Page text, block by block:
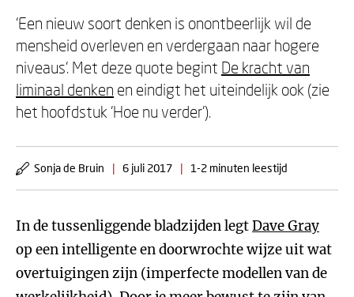
‘Een nieuw soort denken is onontbeerlijk wil de
mensheid overleven en verdergaan naar hogere
niveaus’. Met deze quote begint De kracht van
liminaal denken en eindigt het uiteindelijk ook (zie
het hoofdstuk ‘Hoe nu verder’).
Sonja de Bruin | 6 juli 2017 | 1-2 minuten leestijd
In de tussenliggende bladzijden legtDave Gray
op een intelligente en doorwrochte wijze uit wat
overtuigingen zijn (imperfecte modellen van de